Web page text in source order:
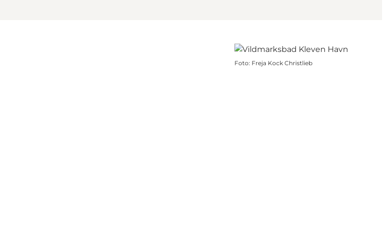
Foto: Freja Kock Christlieb